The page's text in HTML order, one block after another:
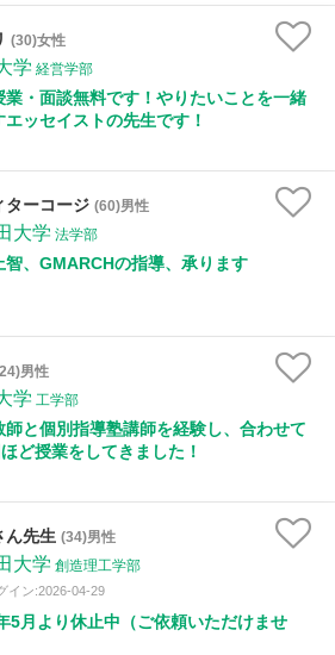
(30)女性
学 経営学部
業・面談無料です！やりたいことを一緒
エッセイストの先生です！
ターコージ (60)男性
大学 法学部
智、GMARCHの指導、承ります
男性
学 工学部
師と個別指導塾講師を経験し、合わせて
ど授業をしてきました！
ん先生 (34)男性
大学 創造理工学部
イン:2026-04-29
5月より休止中（ご依頼いただけませ